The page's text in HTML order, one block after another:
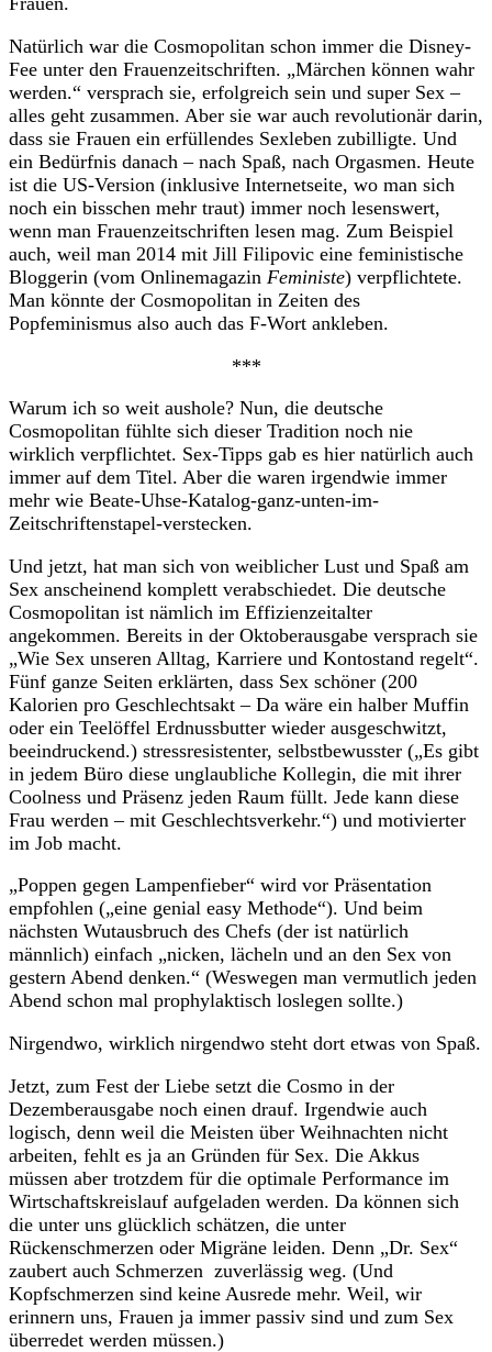
Natürlich war die Cosmopolitan schon immer die Disney-
Fee unter den Frauenzeitschriften. „Märchen können wahr
werden.“ versprach sie, erfolgreich sein und super Sex –
alles geht zusammen. Aber sie war auch revolutionär darin,
dass sie Frauen ein erfüllendes Sexleben zubilligte. Und
ein Bedürfnis danach – nach Spaß, nach Orgasmen. Heute
ist die US-Version (inklusive Internetseite, wo man sich
noch ein bisschen mehr traut) immer noch lesenswert,
wenn man Frauenzeitschriften lesen mag. Zum Beispiel
auch, weil man 2014 mit Jill Filipovic eine feministische
Bloggerin (vom Onlinemagazin Feministe) verpflichtete.
Man könnte der Cosmopolitan in Zeiten des
Popfeminismus also auch das F-Wort ankleben.
***
Warum ich so weit aushole? Nun, die deutsche
Cosmopolitan fühlte sich dieser Tradition noch nie
wirklich verpflichtet. Sex-Tipps gab es hier natürlich auch
immer auf dem Titel. Aber die waren irgendwie immer
mehr wie Beate-Uhse-Katalog-ganz-unten-im-
Zeitschriftenstapel-verstecken.
Und jetzt, hat man sich von weiblicher Lust und Spaß am
Sex anscheinend komplett verabschiedet. Die deutsche
Cosmopolitan ist nämlich im Effizienzeitalter
angekommen. Bereits in der Oktoberausgabe versprach sie
„Wie Sex unseren Alltag, Karriere und Kontostand regelt“.
Fünf ganze Seiten erklärten, dass Sex schöner (200
Kalorien pro Geschlechtsakt – Da wäre ein halber Muffin
oder ein Teelöffel Erdnussbutter wieder ausgeschwitzt,
beeindruckend.) stressresistenter, selbstbewusster („Es gibt
in jedem Büro diese unglaubliche Kollegin, die mit ihrer
Coolness und Präsenz jeden Raum füllt. Jede kann diese
Frau werden – mit Geschlechtsverkehr.“) und motivierter
im Job macht.
„Poppen gegen Lampenfieber“ wird vor Präsentation
empfohlen („eine genial easy Methode“). Und beim
nächsten Wutausbruch des Chefs (der ist natürlich
männlich) einfach „nicken, lächeln und an den Sex von
gestern Abend denken.“ (Weswegen man vermutlich jeden
Abend schon mal prophylaktisch loslegen sollte.)
Nirgendwo, wirklich nirgendwo steht dort etwas von Spaß.
Jetzt, zum Fest der Liebe setzt die Cosmo in der
Dezemberausgabe noch einen drauf. Irgendwie auch
logisch, denn weil die Meisten über Weihnachten nicht
arbeiten, fehlt es ja an Gründen für Sex. Die Akkus
müssen aber trotzdem für die optimale Performance im
Wirtschaftskreislauf aufgeladen werden. Da können sich
die unter uns glücklich schätzen, die unter
Rückenschmerzen oder Migräne leiden. Denn „Dr. Sex“
zaubert auch Schmerzen zuverlässig weg. (Und
Kopfschmerzen sind keine Ausrede mehr. Weil, wir
erinnern uns, Frauen ja immer passiv sind und zum Sex
überredet werden müssen.)